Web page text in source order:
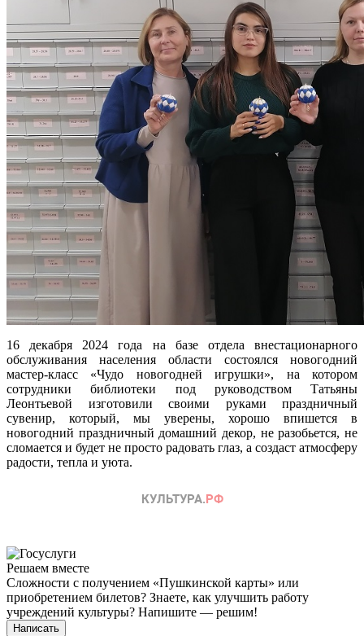
16 декабря 2024 года на базе отдела внестационарного
обслуживания населения области состоялся новогодний
мастер-класс «Чудо новогодней игрушки», на котором
сотрудники библиотеки под руководством Татьяны
Леонтьевой изготовили своими руками праздничный
сувенир, который, мы уверены, хорошо впишется в
новогодний праздничный домашний декор, не разобьется, не
сломается и будет не просто радовать глаз, а создаст атмосферу
радости, тепла и уюта.
Решаем вместе
Сложности с получением «Пушкинской карты» или
приобретением билетов? Знаете, как улучшить работу
учреждений культуры? Напишите — решим!
Написать